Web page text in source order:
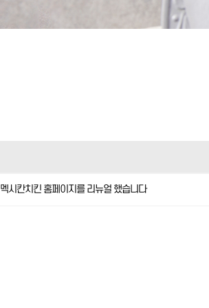
멕시칸치킨 홈페이지를 리뉴얼 했습니다